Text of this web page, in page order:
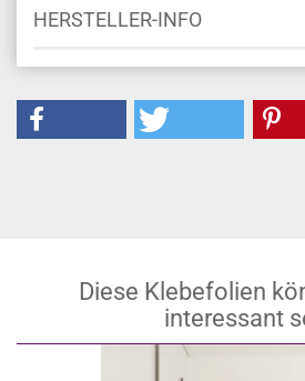
HERSTELLER-INFO
Diese Klebefolien
interessant